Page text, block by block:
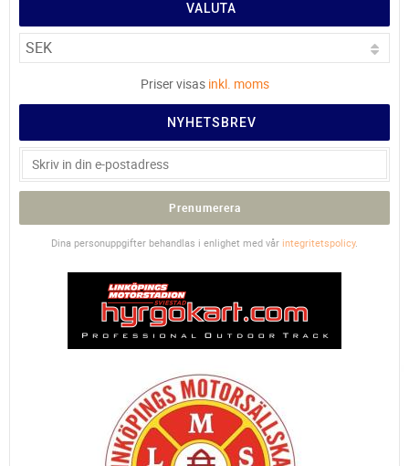
VALUTA
Priser visas inkl. moms
NYHETSBREV
Prenumerera
Dina personuppgifter behandlas i enlighet med vår integritetspolicy.